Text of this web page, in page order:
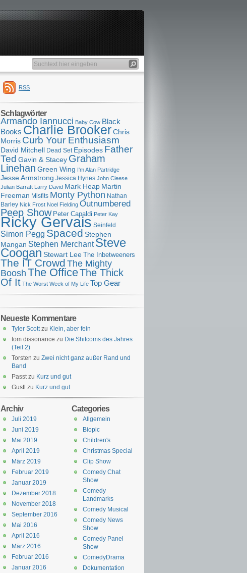
RSS
Schlagwörter
Armando Iannucci Baby Cow Black
Books Charlie BrookerChris
Morris Curb Your Enthusiasm
David Mitchell Dead Set Episodes Father
Ted Gavin & Stacey Graham
Linehan Green Wing I'm Alan Partridge
Jesse Armstrong Jessica Hynes John Cleese
Julian Barratt Larry David Mark Heap Martin
Freeman Misfits Monty Python Nathan
Barley Nick Frost Noel Fielding Outnumbered
Peep Show Peter Capaldi Peter Kay
Ricky Gervais Seinfeld
Simon Pegg Spaced Stephen
Mangan Stephen Merchant Steve
CooganStewart Lee The Inbetweeners
The IT Crowd The Mighty
Boosh The OfficeThe Thick
Of It The Worst Week of My Life Top Gear
Neueste Kommentare
Tyler Scottzu Klein, aber fein
tom dissonance zu Die Shitcoms des Jahres
(Teil 2)
Torsten zu Zwei nicht ganz außer Rand und
Band
Passtzu Kurz und gut
Gustl zu Kurz und gut
Categories
Allgemein
Biopic
Children's
Christmas Special
Clip Show
Comedy Chat
Show
Comedy
Landmarks
Comedy Musical
Comedy News
Show
Comedy Panel
Show
ComedyDrama
Dokumentation
Archiv
Juli 2019
Juni 2019
Mai 2019
April 2019
März 2019
Februar 2019
Januar 2019
Dezember 2018
November 2018
September 2016
Mai 2016
April 2016
März 2016
Februar 2016
Januar 2016